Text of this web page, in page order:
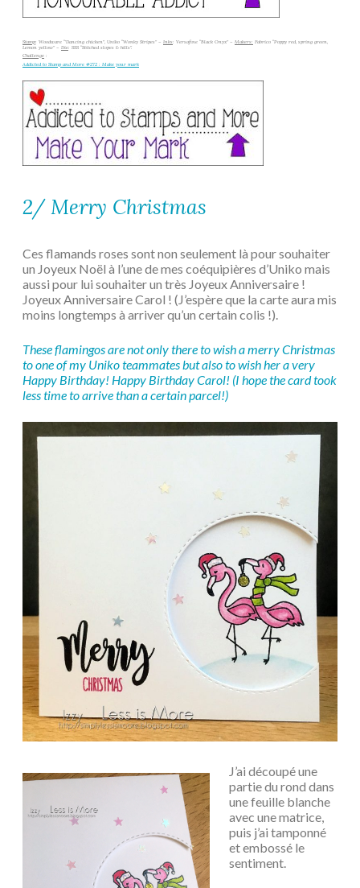
Stamp: Woodware “’Dancing chicken”, Uniko “Wonky Stripes” – Inks: Versafine “Black Onyx” – Makers: Fabrico “Poppy red, spring green,
Lemon yellow” – Die: SSS “Stitched slopes & hills”.
Challenge :
Addicted to Stamp and More #272 : Make your mark
2/ Merry Christmas
Ces flamands roses sont non seulement là pour souhaiter
un Joyeux Noël à l’une de mes coéquipières d’Uniko mais
aussi pour lui souhaiter un très Joyeux Anniversaire !
Joyeux Anniversaire Carol ! (J’espère que la carte aura mis
moins longtemps à arriver qu’un certain colis !).
These flamingos are not only there to wish a merry Christmas
to one of my Uniko teammates but also to wish her a very
Happy Birthday! Happy Birthday Carol! (I hope the card took
less time to arrive than a certain parcel!)
J’ai découpé une
partie du rond dans
une feuille blanche
avec une matrice,
puis j’ai tamponné
et embossé le
sentiment.